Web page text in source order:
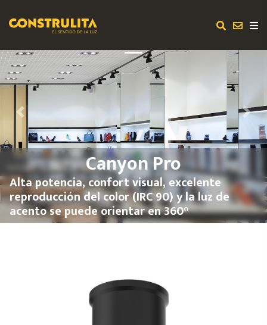
Canyon Pro
Alta potencia, confort visual, excelente
reproducción del color (IRC 90) y la luz de
acento se puede orientar en 360°
Previous Next